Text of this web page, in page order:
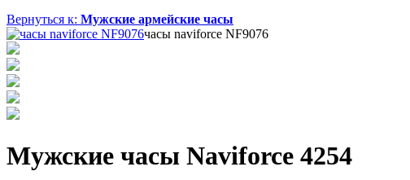
Вернуться к: Мужские армейские часы
часы naviforce NF9076
Мужские часы Naviforce 4254